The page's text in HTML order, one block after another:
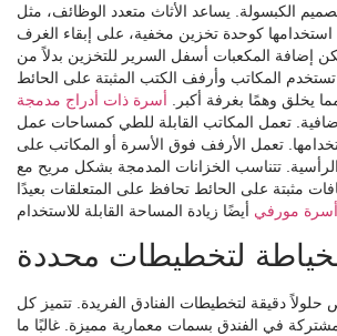
الكبسولة. يساعد الأثاث متعدد الوظائف، مثل
كوحدة تخزين مخفية، على إبقاء الغرف
إضافة المكعبات أسفل السرير للتخزين بدلاً من
المكاتب وأرفف الكتب المثبتة على الحائط
يخلق وهمًا بغرفة أكبر. أسرة ذات أدراج مدمجة
تعمل المكاتب القابلة للطي كمساحات عمل
تعمل الأرفف فوق الأسرة أو المكاتب على
تتناسب الخزانات المدمجة بشكل مريح مع
مثبتة على الحائط تحافظ على المتعلقات بعيدًا
أسرة مورفي
لتخطيطات محددة
دقيقة لتخطيطات الفنادق الفريدة. تتميز كل
في الفندق بسمات معمارية مميزة. غالبًا ما